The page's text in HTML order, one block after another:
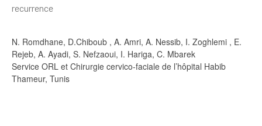
recurrence
N. Romdhane, D.Chiboub , A. Amri, A. Nessib, I. Zoghlemi , E.
Rejeb, A. Ayadi, S. Nefzaoui, I. Hariga, C. Mbarek
Service ORL et Chirurgie cervico-faciale de l’hôpital Habib
Thameur, Tunis